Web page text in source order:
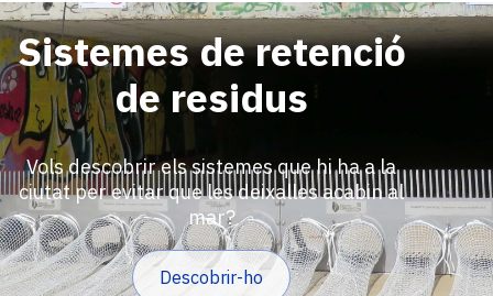
Sistemes de retenció
de residus
Vols descobrir els sistemes que hi ha a la
ciutat per evitar que les deixalles acabin al
mar?
Descobrir-ho